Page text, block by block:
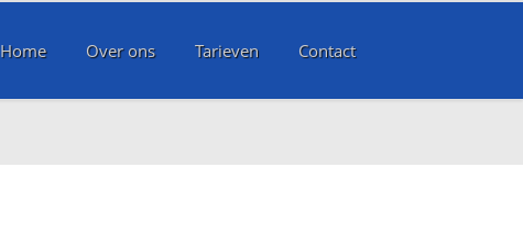
Home Over ons Tarieven Contact